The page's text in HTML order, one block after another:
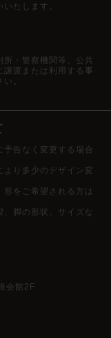
たします。
・警察機関等、公共
譲渡または利用する事
。
予告なく変更する場合
より多少のデザイン変
をご希望される方は
脚の形状、サイズな
会館2F